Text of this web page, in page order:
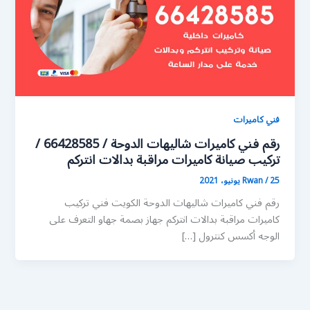
فني كاميرات
رقم فني كاميرات شاليهات الدوحة / 66428585 /
تركيب صيانة كاميرات مراقبة بدالات انتركم
Rwan/25 يونيو، 2021
رقم فني كاميرات شاليهات الدوحة الكويت فني تركيب
كاميرات مراقبة بدالات انتركم جهاز بصمة جهاو التعرف على
الوجه أكسس كنترول […]